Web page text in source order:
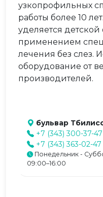
узкопрофильных
работы более 10
уделяется детской
применением
лечения без слез.
оборудование от
производителей.
бульвар
+7 (343) 300-37-47
+7 (343) 363-02-47
Понедельник -
09:00–16:00